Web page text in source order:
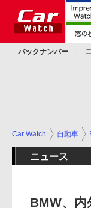
バックナンバー
Car Watch 自動車
ニュース
BMW、内